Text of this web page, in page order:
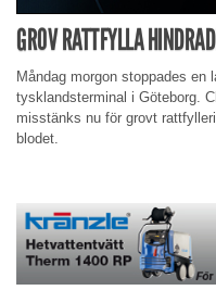
GROV RATTFYLLA
Måndag morgon stoppades
tysklandsterminal i Göteborg.
misstänks nu för grovt
blodet.